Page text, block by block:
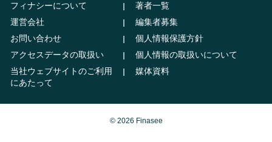
フィナシーについて
著者一覧
運営会社
編集者募集
お問い合わせ
個人情報保護方針
アクセスデータの取扱い
個人情報の取扱いについて
当社ウェブサイトのご利用
にあたって
媒体資料
© 2026 Finasee